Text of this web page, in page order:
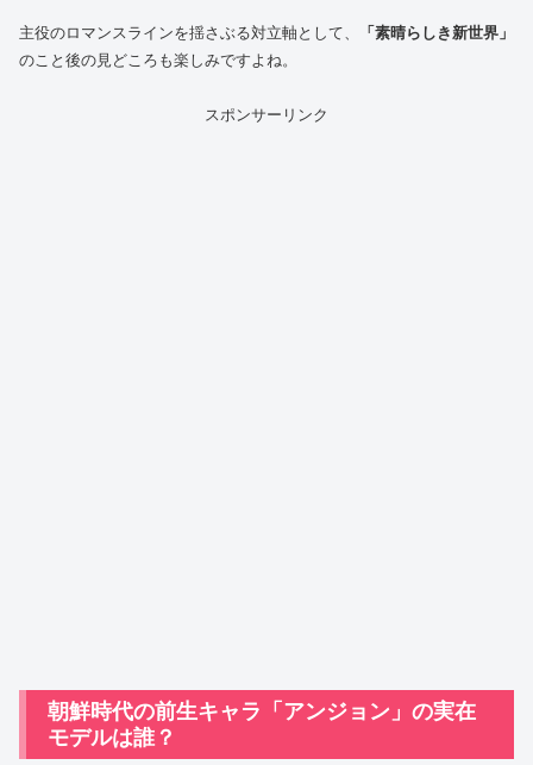
主役のロマンスラインを揺さぶる対立軸として、
「素晴らしき新世界」
のこと後の見どころも楽しみですよね。
スポンサーリンク
朝鮮時代の前生キャラ「アンジョン」の実在
モデルは誰？